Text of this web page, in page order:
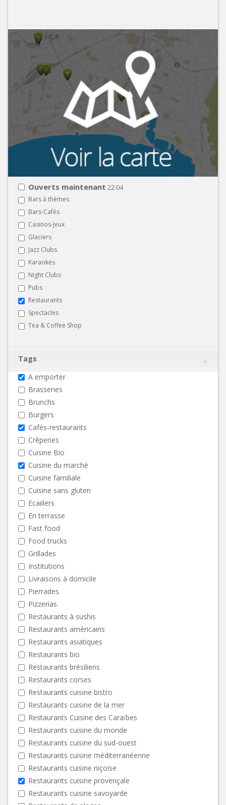
Ouverts maintenant 22:04
Bars à thèmes
Bars-Cafés
Casinos-Jeux
Glaciers
Jazz Clubs
Karaokés
Night Clubs
Pubs
Restaurants
Spectacles
Tea & Coffee Shop
Tags
A emporter
Brasseries
Brunchs
Burgers
Cafés-restaurants
Crêperies
Cuisine Bio
Cuisine du marché
Cuisine familiale
Cuisine sans gluten
Ecaiilers
En terrasse
Fast food
Food trucks
Grillades
Institutions
Livraisons à domicile
Pierrades
Pizzerias
Restaurants à sushis
Restaurants américains
Restaurants asiatiques
Restaurants bio
Restaurants brésiliens
Restaurants corses
Restaurants cuisine bistro
Restaurants cuisine de la mer
Restaurants Cuisine des Caraïbes
Restaurants cuisine du monde
Restaurants cuisine du sud-ouest
Restaurants cuisine méditerranéenne
Restaurants cuisine niçoise
Restaurants cuisine provençale
Restaurants cuisine savoyarde